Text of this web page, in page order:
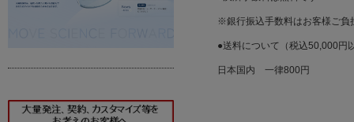
※銀行振込手数料はお客様ご負
●送料について（税込50,000円
日本国内 一律800円